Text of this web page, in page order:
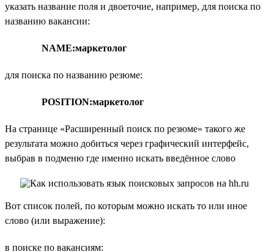
указать название поля и двоеточие, например, для поиска по
названию вакансии:
NAME:маркетолог
для поиска по названию резюме:
POSITION:маркетолог
На странице «Расширенный поиск по резюме» такого же
результата можно добиться через графический интерфейс,
выбрав в подменю где именно искать введённое слово
Вот список полей, по которым можно искать то или иное
слово (или выражение):
в поиске по вакансиям: